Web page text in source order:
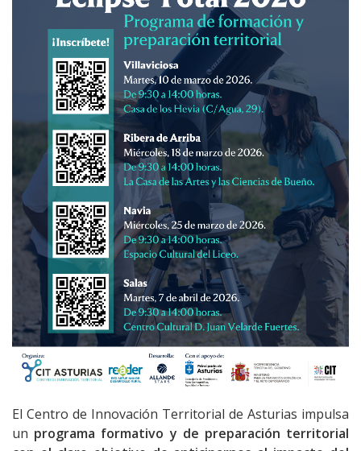
El Centro de Innovación Territorial de Asturias impulsa
un programa formativo y de preparación territorial